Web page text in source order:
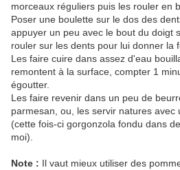
morceaux réguliers puis les rouler en
Poser une boulette sur le dos des
appuyer un peu avec le bout du doigt
rouler sur les dents pour lui donner la
Les faire cuire dans assez d'eau
remontent à la surface, compter 1
égoutter.
Les faire revenir dans un peu de
parmesan, ou, les servir natures avec
(cette fois-ci gorgonzola fondu dans
moi).
Note : Il vaut mieux utiliser des